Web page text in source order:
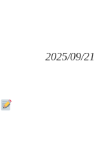
2025/09/21